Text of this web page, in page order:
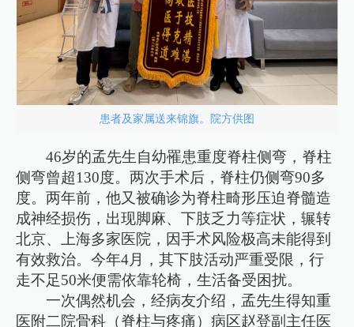
患者及家属送来锦旗。院方供图
46岁的孟先生自幼罹患重度脊柱侧弯，脊柱
侧弯曾超130度。两次手术后，脊柱仍侧弯90多
度。两年前，他又被确诊为脊柱畸形压迫脊髓造
成神经损伤，出现脚麻、下肢乏力等症状，辗转
北京、上海多家医院，因手术风险极高未能得到
有效救治。今年4月，其下肢活动严重受限，行
走不足50米便需依靠轮椅，生活备受困扰。
一次偶然机会，经病友介绍，孟先生得知重
医附二院骨科（脊柱与疼痛）病区赵登副主任医